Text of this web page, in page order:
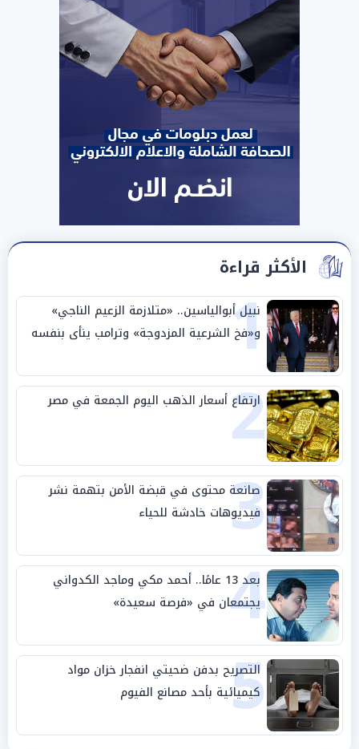
الأكثر قراءة
1
نبيل أبوالياسين.. «متلازمة الزعيم الناجي»
و«فخ الشرعية المزدوجة» وترامب ينأى بنفسه
وحليفه في «ميتم استراتيجي»
2
ارتفاع أسعار الذهب اليوم الجمعة في مصر
3
صانعة محتوى في قبضة الأمن بتهمة نشر
فيديوهات خادشة للحياء
4 بعد 13 عامًا.. أحمد مكي وماجد الكدواني
يجتمعان في «فرصة سعيدة»
5
التصريح بدفن ضحيتي انفجار خزان مواد
كيميائية بأحد مصانع الفيوم